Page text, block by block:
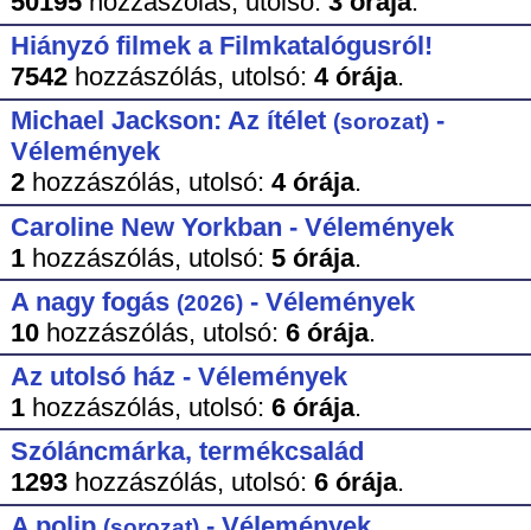
Hiányzó filmek a Filmkatalógusról!
7542hozzászólás, utolsó: 4 órája.
Michael Jackson: Az ítélet (sorozat)-
Vélemények
2hozzászólás, utolsó: 4 órája.
Caroline New Yorkban - Vélemények
1hozzászólás, utolsó: 5 órája.
A nagy fogás (2026)- Vélemények
10hozzászólás, utolsó: 6 órája.
Az utolsó ház - Vélemények
1hozzászólás, utolsó: 6 órája.
Szóláncmárka, termékcsalád
1293hozzászólás, utolsó: 6 órája.